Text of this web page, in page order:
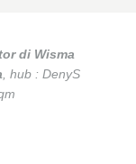
di Wisma
, hub : DenyS